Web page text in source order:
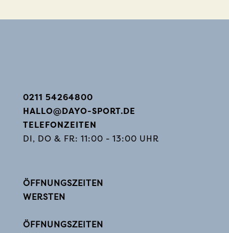
0211 54264800
HALLO@DAYO-SPORT.DE
TELEFONZEITEN
DI, DO & FR: 11:00 - 13:00 UHR
ÖFFNUNGSZEITEN
WERSTEN
ÖFFNUNGSZEITEN